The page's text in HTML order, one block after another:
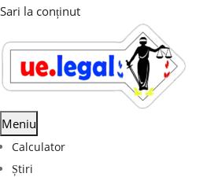
Sari la conținut
Meniu
Calculator
Știri